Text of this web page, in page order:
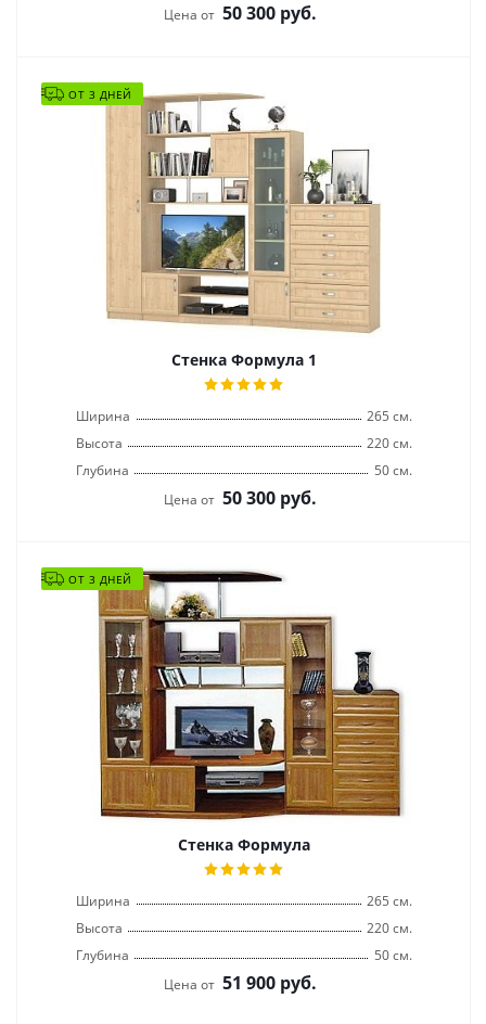
Цена от 50 300 руб.
ОТ 3 ДНЕЙ
Стенка Формула 1
Ширина
265 см.
Высота
220 см.
Глубина
50 см.
Цена от 50 300 руб.
ОТ 3 ДНЕЙ
Стенка Формула
Ширина
265 см.
Высота
220 см.
Глубина
50 см.
Цена от 51 900 руб.